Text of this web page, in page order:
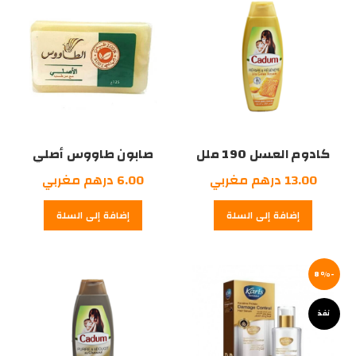
كادوم العسل 190 ملل
13.00 درهم مغربي
إضافة إلى السلة
صابون طاووس أصلي
6.00 درهم مغربي
إضافة إلى السلة
-8%
نفذ